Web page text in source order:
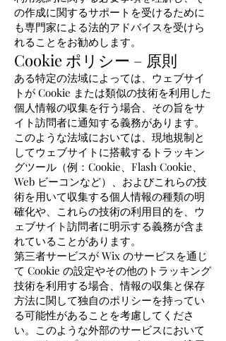
の作成に関するサポートを受けるために
も専門家による法的アドバイスを受けら
れることをお勧めします。
Cookie ポリシー – 原則
ある特定の法域によっては、ウェブサイ
トが Cookie または類似の技術を利用した
個人情報の収集を行う場合、その旨をサ
イト訪問者に通知する義務があります。
このような法域においては、現地規制と
してウェブサイトに搭載するトラッキン
グツール（例：Cookie、Flash Cookie、
Web ビーコンなど）、およびこれらの技
術を用いて収集する個人情報の種類の明
確化や、これらの技術の利用目的を、ウ
ェブサイト訪問者に明示する義務が含ま
れていることがあります。
第三者サービスが Wix のサービスを通じ
て Cookie の設定やその他のトラッキング
技術を利用する場合、情報の収集と保存
方法に関して独自のポリシーを持ってい
る可能性があることを考慮してくださ
い。このような外部のサービスにおいて